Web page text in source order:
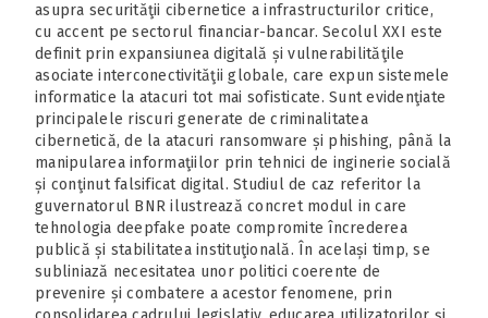
asupra securităţii cibernetice a infrastructurilor critice,
cu accent pe sectorul financiar-bancar. Secolul XXI este
definit prin expansiunea digitală și vulnerabilităţile
asociate interconectivităţii globale, care expun sistemele
informatice la atacuri tot mai sofisticate. Sunt evidenţiate
principalele riscuri generate de criminalitatea
cibernetică, de la atacuri ransomware și phishing, până la
manipularea informaţiilor prin tehnici de inginerie socială
și conţinut falsificat digital. Studiul de caz referitor la
guvernatorul BNR ilustrează concret modul in care
tehnologia deepfake poate compromite încrederea
publică și stabilitatea instituţională. În același timp, se
subliniază necesitatea unor politici coerente de
prevenire și combatere a acestor fenomene, prin